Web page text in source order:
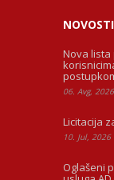
Nova
06. Avg, 2026
Licitacija
10. Jul, 2026
Oglašeni